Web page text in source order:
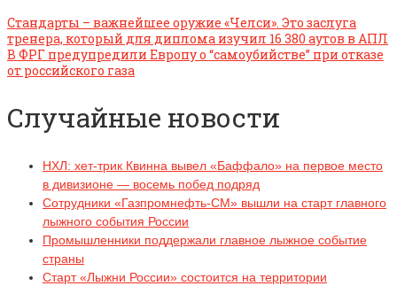
Стандарты – важнейшее оружие «Челси». Это заслуга
тренера, который для диплома изучил 16 380 аутов в АПЛ
В ФРГ предупредили Европу о “самоубийстве” при отказе
от российского газа
Случайные новости
НХЛ: хет-трик Квинна вывел «Баффало» на первое место
в дивизионе — восемь побед подряд
Сотрудники «Газпромнефть-СМ» вышли на старт главного
лыжного события России
Промышленники поддержали главное лыжное событие
страны
Старт «Лыжни России» состоится на территории